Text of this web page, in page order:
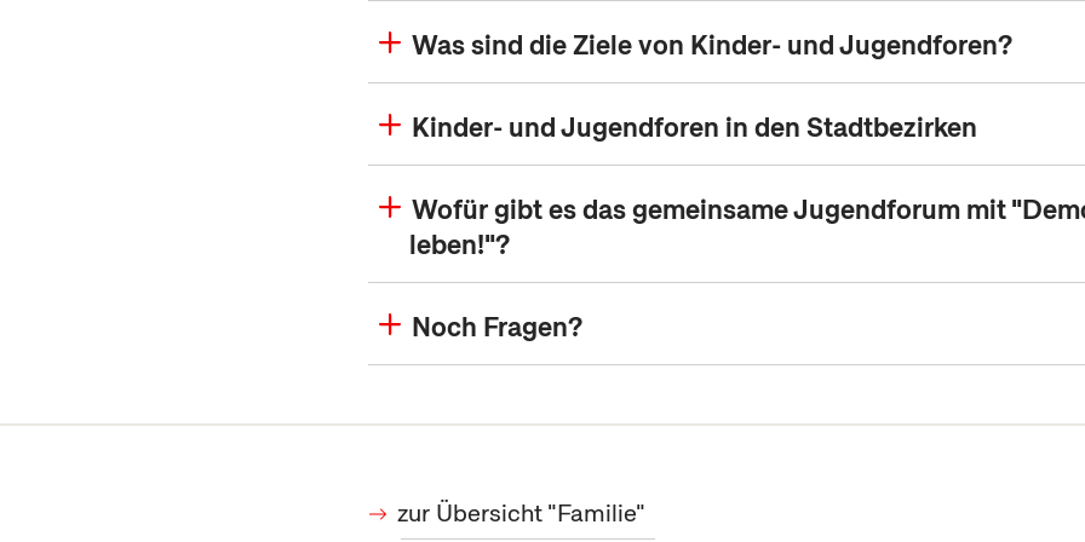
Was sind die Ziele von Kinder- und Jugendforen?
Kinder- und Jugendforen in den Stadtbezirken
Wofür gibt es das gemeinsame Jugendforum mit
leben!"?
Noch Fragen?
zur Übersicht "Familie"